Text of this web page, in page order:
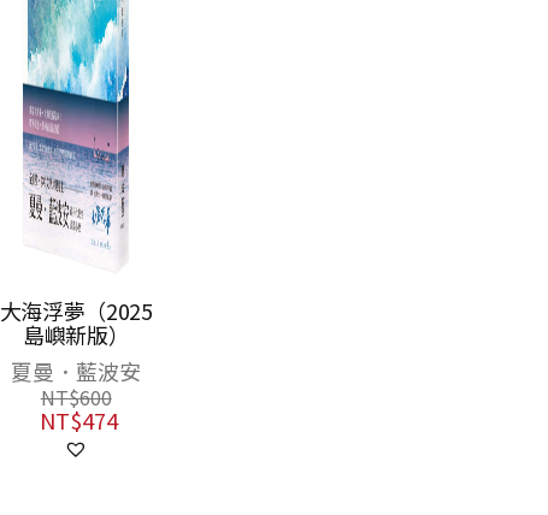
大海浮夢（2025
島嶼新版）
夏曼．藍波安
NT$600
NT$474